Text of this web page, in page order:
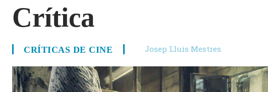
Crítica
CRÍTICAS DE CINE Josep Lluis Mestres